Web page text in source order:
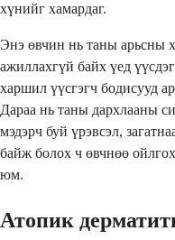
хүнийг хамардаг.
Энэ өвчин нь таны арьсны
ажиллахгүй байх үед
харшил үүсгэгч бодисууд
Дараа нь таны дархлааны
мэдэрч буй үрэвсэл,
байж болох ч өвчнөө
юм.
Атопик